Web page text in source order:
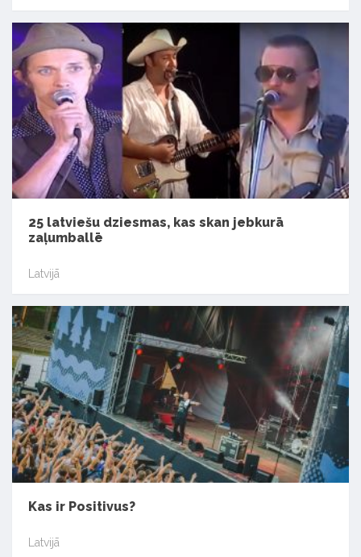
25 latviešu dziesmas, kas skan jebkurā
zaļumballē
Latvijā
Kas ir Positivus?
Latvijā